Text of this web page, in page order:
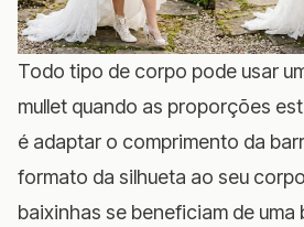
Todo tipo de corpo pode usar
mullet quando as proporções
é adaptar o comprimento da
formato da silhueta ao seu
baixinhas se beneficiam de